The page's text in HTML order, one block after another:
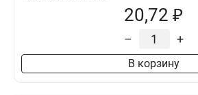
20,72 ₽
– +
В корзину